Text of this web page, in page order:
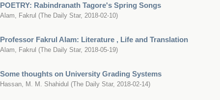
POETRY: Rabindranath Tagore's Spring Songs
Alam, Fakrul (The Daily Star, 2018-02-10)
Professor Fakrul Alam: Literature , Life and Translation
Alam, Fakrul (The Daily Star, 2018-05-19)
Some thoughts on University Grading Systems
Hassan, M. M. Shahidul (The Daily Star, 2018-02-14)